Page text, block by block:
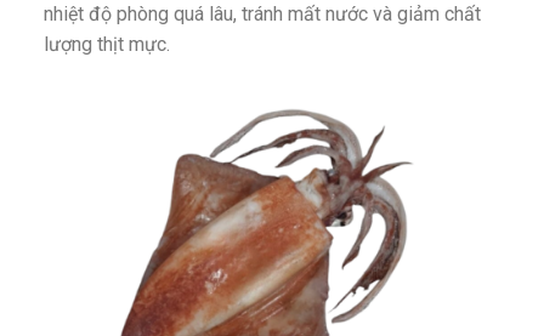
nhiệt độ phòng quá lâu, tránh mất nước và giảm chất
lượng thịt mực.